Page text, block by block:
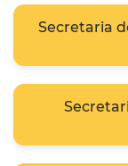
Secretaria